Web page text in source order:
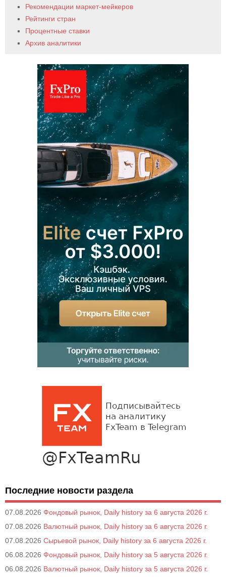
Рекомендации маркет-мейкеров
Рейтинги стран
Процентные ставки
Архив аналитики
Последние новости раздела
07.08.2026 Фондовый рынок, Daily history за 6 августа 2026 г.
07.08.2026 Валютный рынок, Daily history за 6 августа 2026 г.
07.08.2026 Сырьевой рынок, Daily history за 6 августа 2026 г.
06.08.2026 Фондовый рынок, Daily history за 5 августа 2026 г.
06.08.2026 Валютный рынок, Daily history за 5 августа 2026 г.